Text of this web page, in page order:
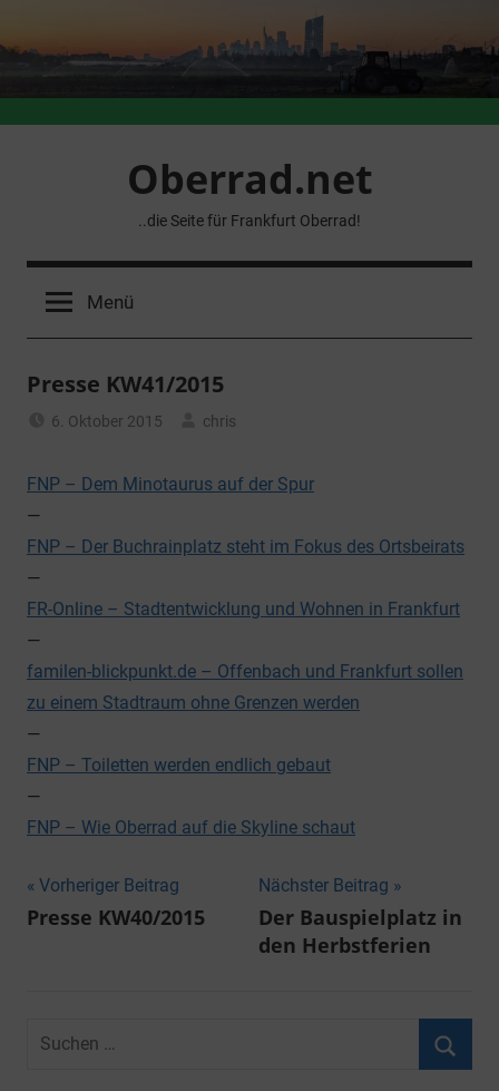
Inhalt
springen
Oberrad.net
..die Seite für Frankfurt Oberrad!
Menü
Presse KW41/2015
6. Oktober 2015
chris
FNP – Dem Minotaurus auf der Spur
—
FNP – Der Buchrainplatz steht im Fokus des Ortsbeirats
—
FR-Online – Stadtentwicklung und Wohnen in Frankfurt
—
familen-blickpunkt.de – Offenbach und Frankfurt sollen
zu einem Stadtraum ohne Grenzen werden
—
FNP – Toiletten werden endlich gebaut
—
FNP – Wie Oberrad auf die Skyline schaut
Beitragsnavigation
Vorheriger Beitrag
Presse KW40/2015
Nächster Beitrag
Der Bauspielplatz in
den Herbstferien
Suchen